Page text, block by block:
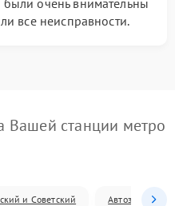
все неисправности.
Вашей станции метро
и Советский Автозаводский